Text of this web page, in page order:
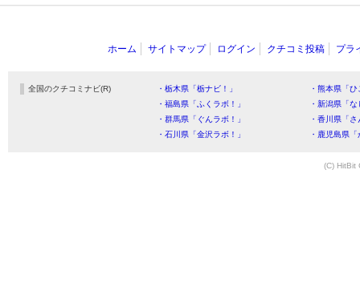
ホーム サイトマップ ログイン クチコミ投稿 プラ
全国のクチコミナビ(R) ・栃木県「栃ナビ！」
・熊本県「
・福島県「ふくラボ！」
・新潟県「
・群馬県「ぐんラボ！」
・香川県「
・石川県「金沢ラボ！」
・鹿児島県
(C) HitBit